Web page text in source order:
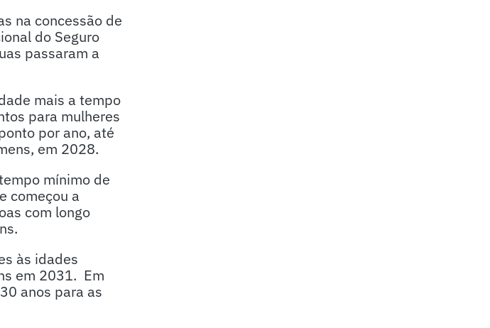
na concessão de
do Seguro
passaram a
mais a tempo
para mulheres
por ano, até
em 2028.
mínimo de
começou a
com longo
às idades
em 2031. Em
anos para as